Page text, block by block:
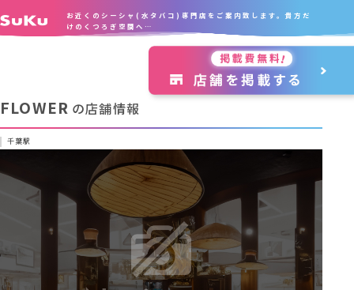
お近くのシーシャ(水タバコ)専門店をご案内致します。貴方だ
けのくつろぎ空間へ…
FLOWER の店舗情報
千葉駅